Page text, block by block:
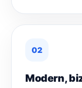
02
Modern,